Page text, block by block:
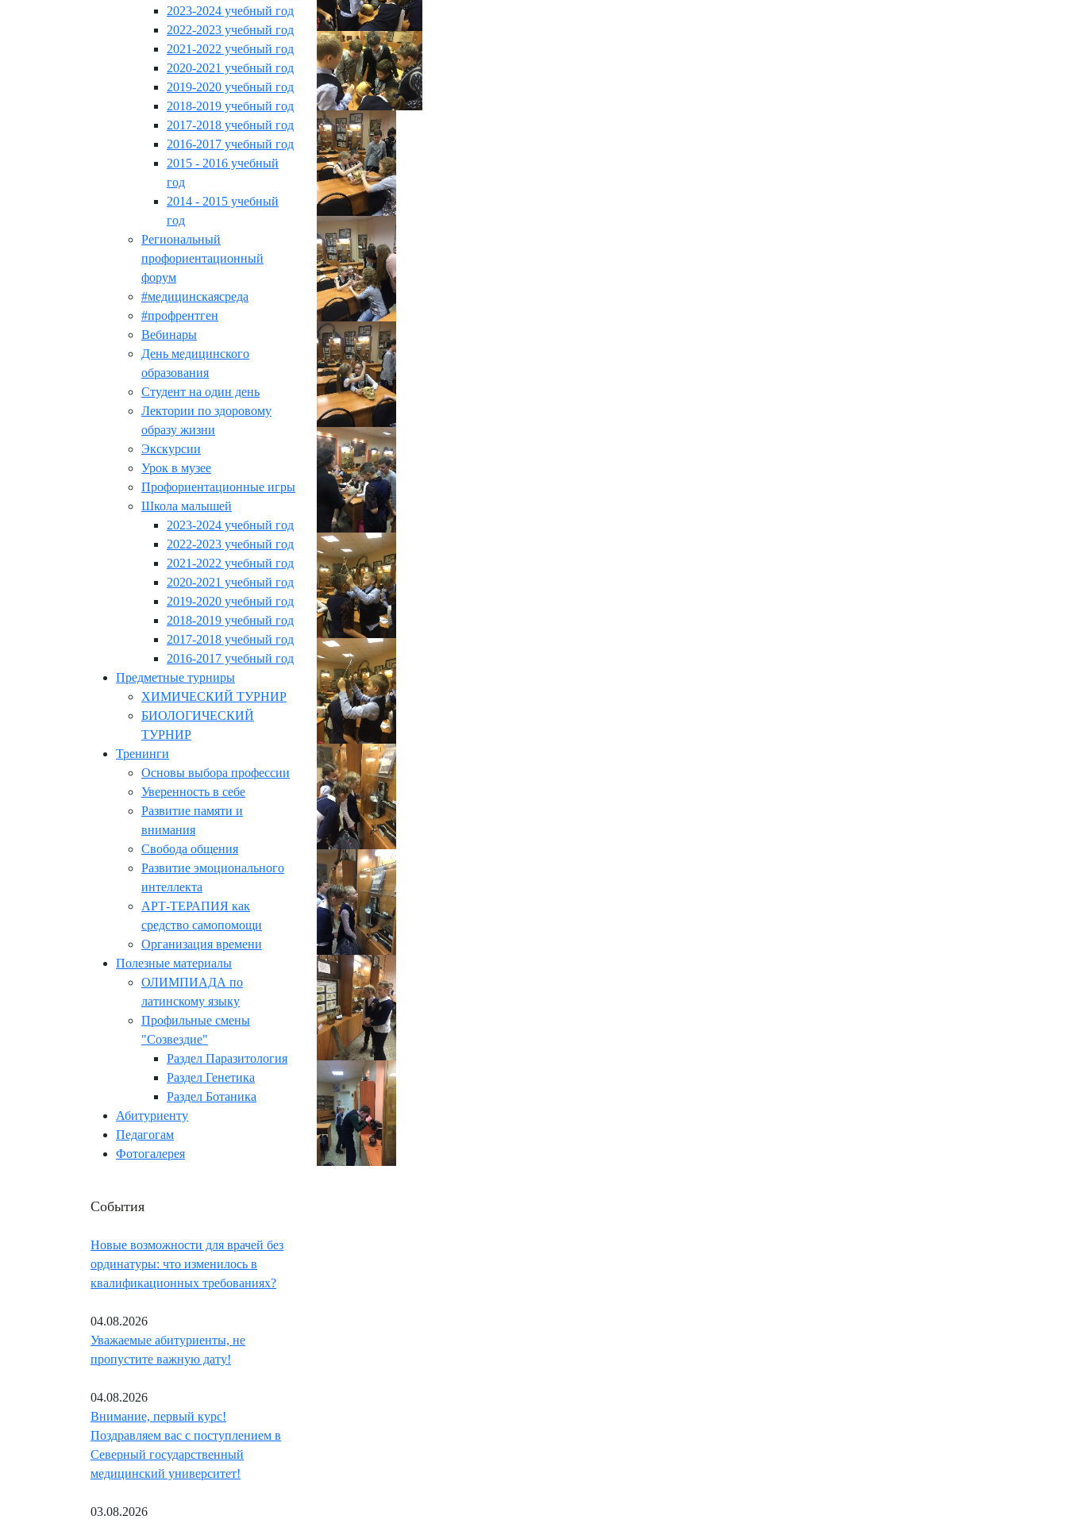
2023-2024 учебный год
2022-2023 учебный год
2021-2022 учебный год
2020-2021 учебный год
2019-2020 учебный год
2018-2019 учебный год
2017-2018 учебный год
2016-2017 учебный год
2015 - 2016 учебный
год
2014 - 2015 учебный
год
Региональный
профориентационный
форум
#медицинскаясреда
#профрентген
Вебинары
День медицинского
образования
Студент на один день
Лектории по здоровому
образу жизни
Экскурсии
Урок в музее
Профориентационные игры
Школа малышей
2023-2024 учебный год
2022-2023 учебный год
2021-2022 учебный год
2020-2021 учебный год
2019-2020 учебный год
2018-2019 учебный год
2017-2018 учебный год
2016-2017 учебный год
Предметные турниры
ХИМИЧЕСКИЙ ТУРНИР
БИОЛОГИЧЕСКИЙ
ТУРНИР
Тренинги
Основы выбора профессии
Уверенность в себе
Развитие памяти и
внимания
Свобода общения
Развитие эмоционального
интеллекта
АРТ-ТЕРАПИЯ как
средство самопомощи
Организация времени
Полезные материалы
ОЛИМПИАДА по
латинскому языку
Профильные смены
"Созвездие"
Раздел Паразитология
Раздел Генетика
Раздел Ботаника
Абитуриенту
Педагогам
Фотогалерея
События
Новые возможности для врачей без
ординатуры: что изменилось в
квалификационных требованиях?
04.08.2026
Уважаемые абитуриенты, не
пропустите важную дату!
04.08.2026
Внимание, первый курс!
Поздравляем вас с поступлением в
Северный государственный
медицинский университет!
03.08.2026